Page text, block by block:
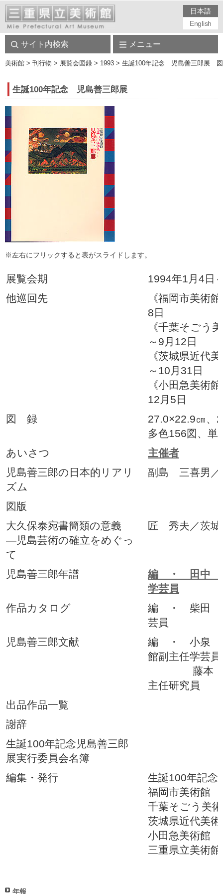
日本語
English
サイト内検索 メニュー
美術館 > 刊行物 > 展覧会図録 > 1993 > 生誕100年記念 児島善三郎展
生誕100年記念 児島善三郎展
※左右にフリックすると表がスライドします。
展覧会期
1994年1月4日
他巡回先
《福岡市美術
8日
《千葉そごう
～9月12日
《茨城県近代
～10月31日
《小田急美術
12月5日
図 録
27.0×22.9㎝、
多色156図、単
あいさつ
主催者
児島善三郎の日本的リアリ
ズム
副島 三喜男／
図版
大久保泰宛書簡類の意義
―児島芸術の確立をめぐっ
て
匠 秀夫／茨城
児島善三郎年譜
編 ・ 田中 善
学芸員
作品カタログ
編 ・ 柴田 勝
芸員
児島善三郎文献
編 ・ 小泉 淳
館副主任学芸員
藤本 陽子
主任研究員
出品作品一覧
謝辞
生誕100年記念児島善三郎
展実行委員会名簿
編集・発行
生誕100年記念
福岡市美術館
千葉そごう美
茨城県近代美
小田急美術館
三重県立美術館
年報